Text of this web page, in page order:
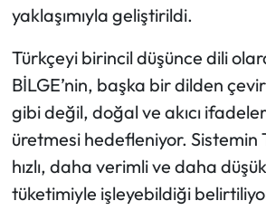
yaklaşımıyla geliştirildi.
Türkçeyi birincil düşünce dili
BİLGE’nin, başka bir dilden
gibi değil, doğal ve akıcı
üretmesi hedefleniyor. Sistemin
hızlı, daha verimli ve daha
tüketimiyle işleyebildiği